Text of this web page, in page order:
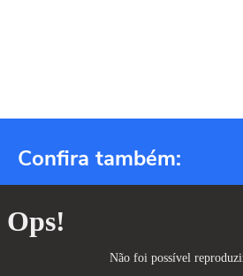
Confira também: